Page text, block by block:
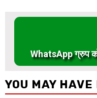
WhatsApp ग्रुप
YOU MAY